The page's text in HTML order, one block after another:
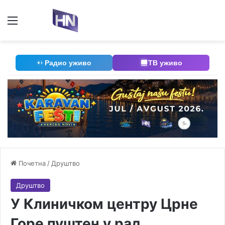
Радио уживо ТВ уживо
Почетна / Друштво
Друштво
У Клиничком центру Црне